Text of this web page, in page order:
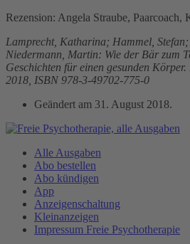
Rezension: Angela Straube, Paarcoach,
Lamprecht, Katharina; Hammel,
Niedermann, Martin: Wie der Bär zum
Geschichten für einen gesunden
2018, ISBN 978-3-49702-775-0
Geändert am 31. August 2018.
Alle Ausgaben
Abo bestellen
Abo kündigen
App
Anzeigenschaltung
Kleinanzeigen
Impressum Freie Psychotherapie